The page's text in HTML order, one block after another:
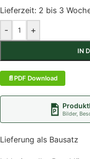
Lieferzeit: 2 bis 3
- +
IN
PDF Download
Bilder,
Lieferung als Bausatz